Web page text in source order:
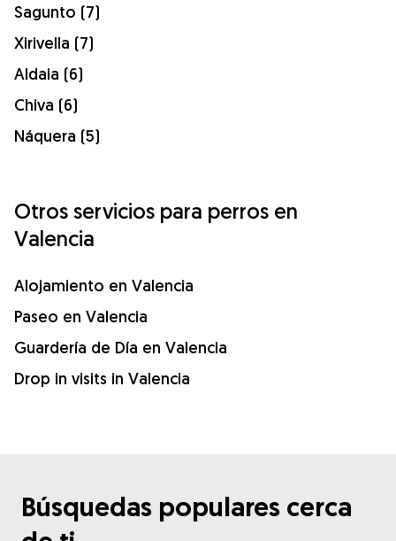
Sagunto (7)
Xirivella (7)
Aldaia (6)
Chiva (6)
Náquera (5)
Otros servicios para perros en
Valencia
Alojamiento en Valencia
Paseo en Valencia
Guardería de Día en Valencia
Drop in visits in Valencia
Búsquedas populares cerca